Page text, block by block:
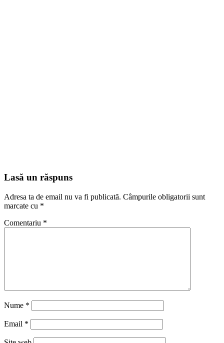
Lasă un răspuns
Adresa ta de email nu va fi publicată. Câmpurile obligatorii sunt
marcate cu *
Comentariu *
Nume *
Email *